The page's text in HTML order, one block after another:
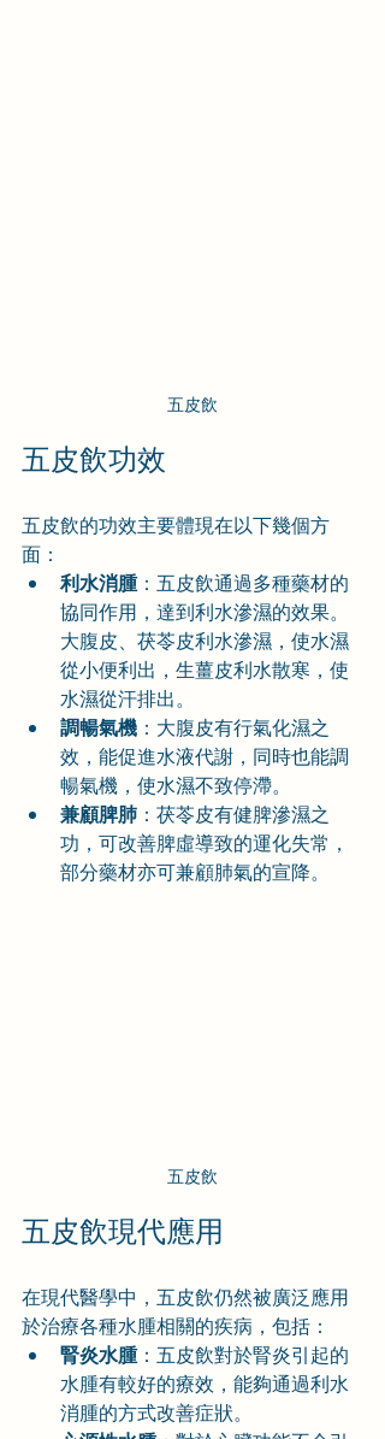
五皮飲
五皮飲功效
五皮飲的功效主要體現在以下幾個方
面：
利水消腫：五皮飲通過多種藥材的
協同作用，達到利水滲濕的效果。
大腹皮、茯苓皮利水滲濕，使水濕
從小便利出，生薑皮利水散寒，使
水濕從汗排出。
調暢氣機 ：大腹皮有行氣化濕之
效，能促進水液代謝，同時也能調
暢氣機，使水濕不致停滯。
兼顧脾肺 ：茯苓皮有健脾滲濕之
功，可改善脾虛導致的運化失常，
部分藥材亦可兼顧肺氣的宣降。
五皮飲
五皮飲現代應用
在現代醫學中，五皮飲仍然被廣泛應用
於治療各種水腫相關的疾病，包括：
腎炎水腫：五皮飲對於腎炎引起的
水腫有較好的療效，能夠通過利水
消腫的方式改善症狀。